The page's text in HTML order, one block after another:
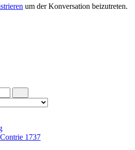
um der Konversation beizutreten.
1737